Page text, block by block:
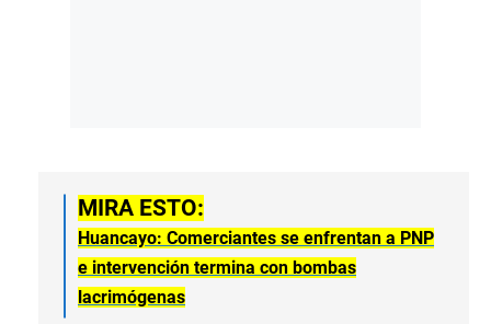
MIRA ESTO:
Huancayo: Comerciantes se enfrentan a PNP
e intervención termina con bombas
lacrimógenas